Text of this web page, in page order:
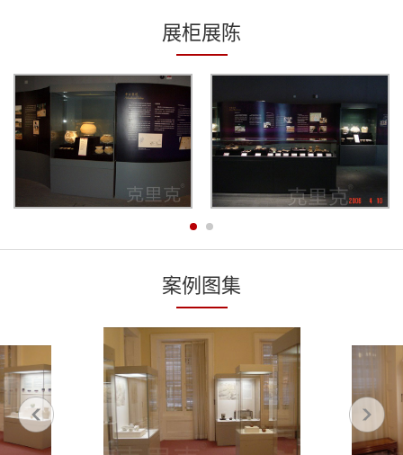
展柜展陈
案例图集